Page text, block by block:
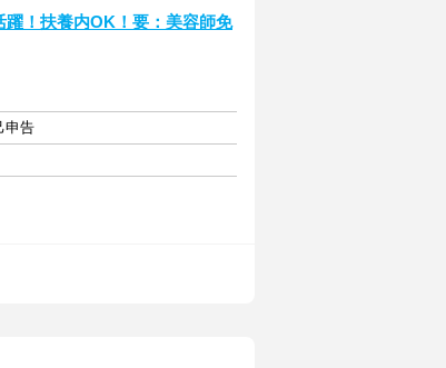
躍！扶養内OK！要：美容師免
申告